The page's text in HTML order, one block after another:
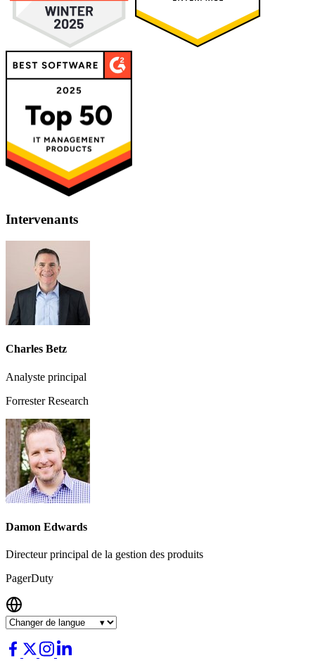
Intervenants
Charles Betz
Analyste principal
Forrester Research
Damon Edwards
Directeur principal de la gestion des produits
PagerDuty